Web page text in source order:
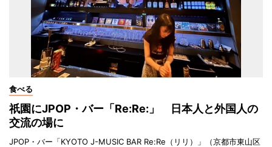
食べる
祇園にJPOP・バー「Re:Re:」 日本人と外国人の
交流の場に
JPOP・バー「KYOTO J-MUSIC BAR Re:Re（リリ）」（京都市東山区